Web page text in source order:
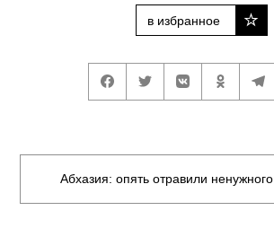
в избранное
Абхазия: опять отравили